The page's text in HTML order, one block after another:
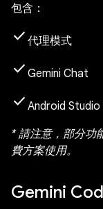
包含：
check 代理模式
check Gemini Chat
check Android Studio
* 請注意，部分功
費方案使用。
Gemini